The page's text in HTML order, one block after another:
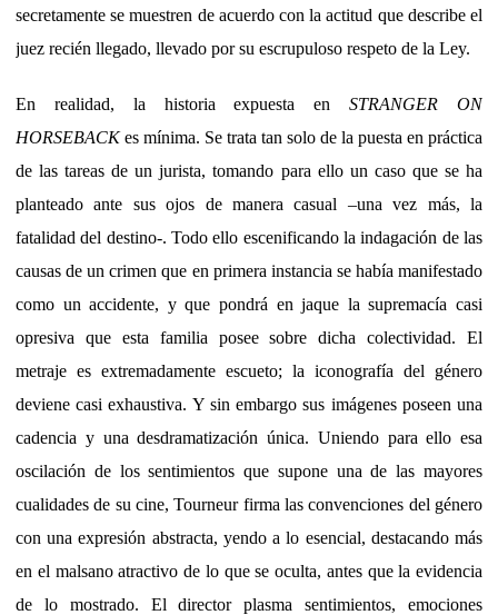
secretamente se muestren de acuerdo con la actitud que describe el
juez recién llegado, llevado por su escrupuloso respeto de la Ley.
En realidad, la historia expuesta enSTRANGER ON
HORSEBACKes mínima. Se trata tan solo de la puesta en práctica
de las tareas de un jurista, tomando para ello un caso que se ha
planteado ante sus ojos de manera casual –una vez más, la
fatalidad del destino-. Todo ello escenificando la indagación de las
causas de un crimen que en primera instancia se había manifestado
como un accidente, y que pondrá en jaque la supremacía casi
opresiva que esta familia posee sobre dicha colectividad. El
metraje es extremadamente escueto; la iconografía del género
deviene casi exhaustiva. Y sin embargo sus imágenes poseen una
cadencia y una desdramatización única. Uniendo para ello esa
oscilación de los sentimientos que supone una de las mayores
cualidades de su cine, Tourneur firma las convenciones del género
con una expresión abstracta, yendo a lo esencial, destacando más
en el malsano atractivo de lo que se oculta, antes que la evidencia
de lo mostrado. El director plasma sentimientos, emociones